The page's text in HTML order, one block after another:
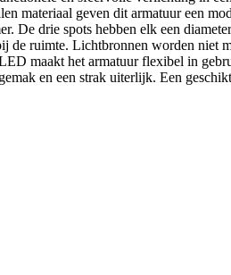
materiaal geven dit armatuur een
De drie spots hebben elk een
ruimte. Lichtbronnen worden niet
maakt het armatuur flexibel in
en een strak uiterlijk. Een